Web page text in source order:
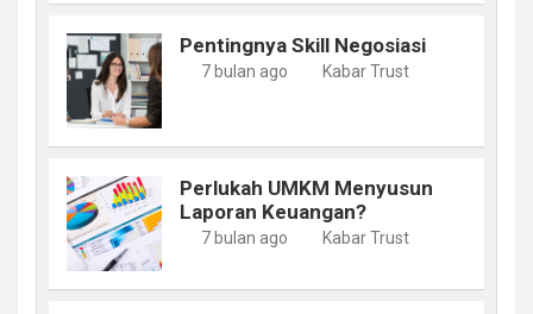
Pentingnya Skill Negosiasi
7 bulan ago Kabar Trust
Perlukah UMKM Menyusun
Laporan Keuangan?
7 bulan ago Kabar Trust